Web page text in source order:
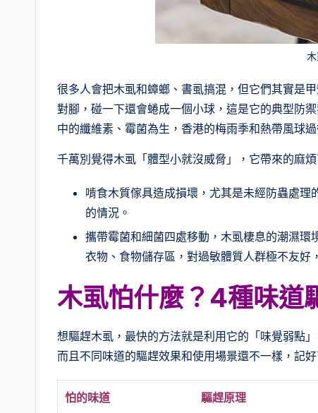
很多人會把木虱和蟑螂、書虱搞混，但它們其實是
對腳，碰一下還會蜷成一個小球，這是它的典型防
中的纖維素、霉菌為生，香港的梅雨季和熱帶風球
千萬別覺得木虱「體型小就沒威脅」，它帶來的麻煩
啃食木質傢具造成損壞，尤其是未經防蟲處
的情況。
攜帶霉菌和細菌四處移動，木虱棲息的潮濕
衣物、食物儲存區，對過敏體質人群極不友好
木虱怕什麼？4種味道
想驅趕木虱，最快的方法就是利用它的「味覺弱點
而且不同味道的驅趕效果和使用場景還不一樣，記
怕的味道 驅趕原理